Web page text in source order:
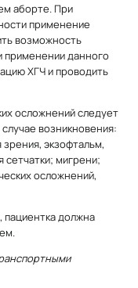
аборте. При
применение
возможность
применении данного
ХГЧ и проводить
осложнений следует
возникновения:
экзофтальм,
сетчатки; мигрени;
осложнений,
пациентка должна